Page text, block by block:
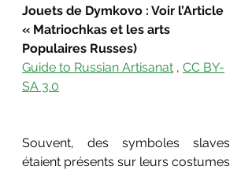
Jouets de Dymkovo : Voir l’Article
« Matriochkas et les arts
Populaires Russes)
Guide to Russian Artisanat , CC BY-
SA 3.0
Souvent, des symboles slaves
étaient présents sur leurs costumes